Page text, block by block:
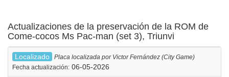
Actualizaciones de la preservación de la ROM de
Come-cocos Ms Pac-man (set 3), Triunvi
Localizado
Placa localizada por Victor Fernández (City Game)
Fecha actualización: 06-05-2026